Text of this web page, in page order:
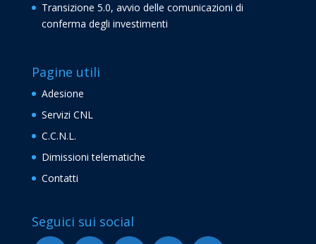
Transizione 5.0, avvio delle comunicazioni di
conferma degli investimenti
Pagine utili
Adesione
Servizi CNL
C.C.N.L.
Dimissioni telematiche
Contatti
Seguici sui social